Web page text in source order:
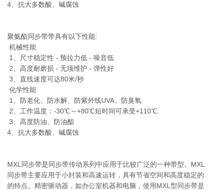
4、抗大多数酸、碱腐蚀
聚氨酯同步带带具有以下性能:
机械性能
1、尺寸稳定性 - 预拉力低 - 噪音低
2、高度耐磨损 - 无须维护 - 弹性好
3、直线速度可达80米/秒
化学性能
1、防老化、防水解、防紫外线UVA、防臭氧
2、工作温度：-30℃～+80℃短时间可承受+110℃
3、高度防油、防油酯
4、抗大多数酸、碱腐蚀
MXL同步带是同步带传动系列中应用于比较广泛的一种带型。MXL
同步带主要应用于小封装和高速运转，具有节省空间和高度稳定的
的特点。精密驱动器，如办公室机器和电脑，使用MXL型同步带是